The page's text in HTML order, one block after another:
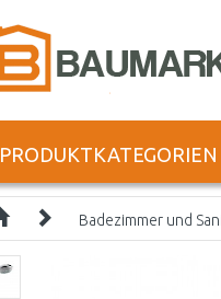
PRODUKTKATEGORIEN
Badezimmer und